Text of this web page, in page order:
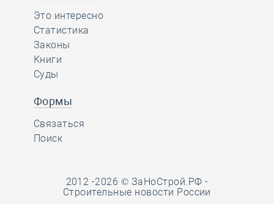
Это интересно
Статистика
Законы
Книги
Суды
Формы
Связаться
Поиск
2012 -2026 © ЗаНоСтрой.РФ -
Строительные новости России